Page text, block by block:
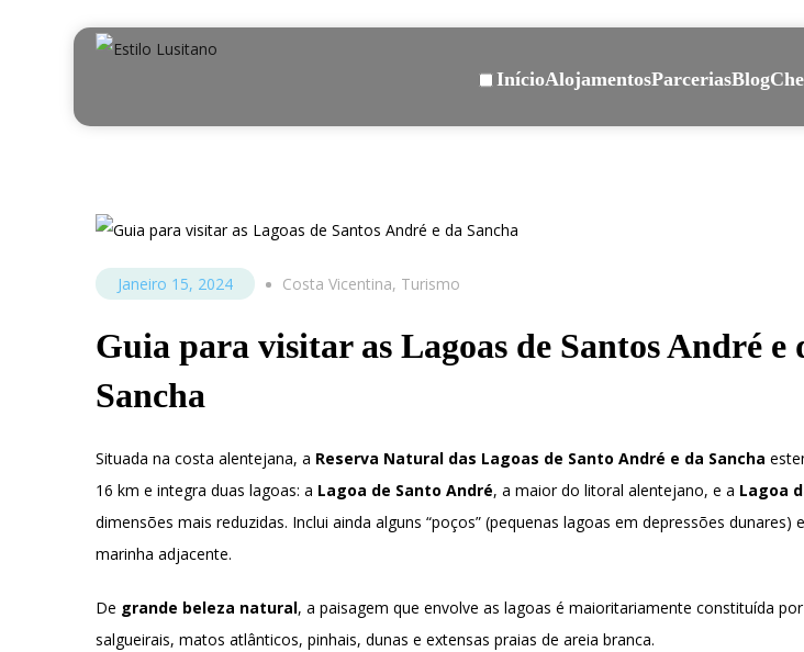
InícioAlojamentosParceriasBlog
Janeiro 15, 2024 Costa Vicentina, Turismo
Guia para visitar as Lagoas de Santos André e
Sancha
Situada na costa alentejana, a Reserva Natural das Lagoas de Santo André e da Sancha
16 km e integra duas lagoas: a Lagoa de Santo André, a maior do litoral alentejano, e a Lagoa
dimensões mais reduzidas. Inclui ainda alguns “poços” (pequenas lagoas em depressões dunares)
marinha adjacente.
De grande beleza natural, a paisagem que envolve as lagoas é maioritariamente constituída
salgueirais, matos atlânticos, pinhais, dunas e extensas praias de areia branca.